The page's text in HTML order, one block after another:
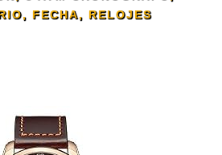
FECHA, RELOJES